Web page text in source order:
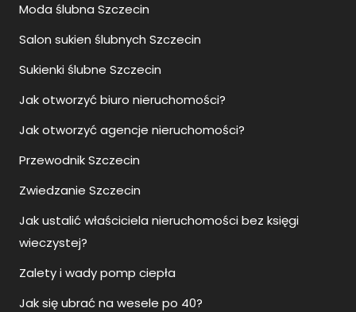
Moda ślubna Szczecin
Salon sukien ślubnych Szczecin
Sukienki ślubne Szczecin
Jak otworzyć biuro nieruchomości?
Jak otworzyć agencje nieruchomości?
Przewodnik Szczecin
Zwiedzanie Szczecin
Jak ustalić właściciela nieruchomości bez księgi
wieczystej?
Zalety i wady pomp ciepła
Jak się ubrać na wesele po 40?